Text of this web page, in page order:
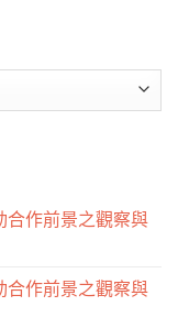
合作前景之觀察與
合作前景之觀察與